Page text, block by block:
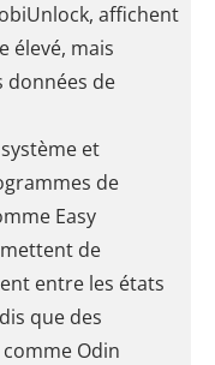
affichent
élevé, mais
données de
et
de
Easy
de
entre les états
que des
Odin